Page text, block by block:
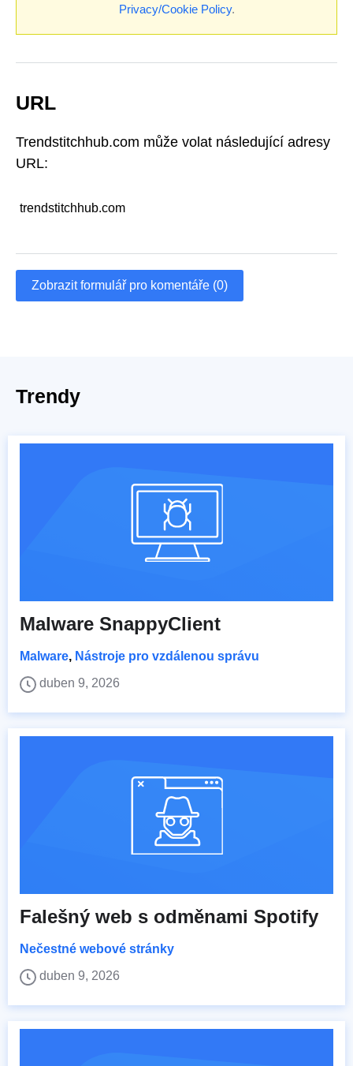
Privacy/Cookie Policy.
URL
Trendstitchhub.com může volat následující adresy
URL:
trendstitchhub.com
Zobrazit formulář pro komentáře (0)
Trendy
Malware SnappyClient
Malware, Nástroje pro vzdálenou správu
duben 9, 2026
Falešný web s odměnami Spotify
Nečestné webové stránky
duben 9, 2026